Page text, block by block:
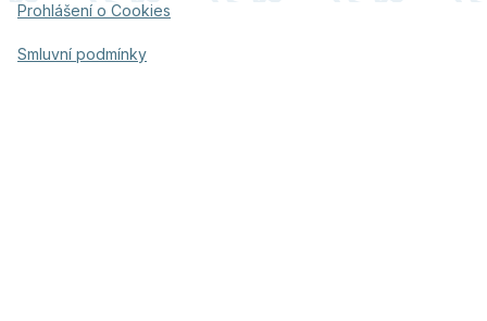
Prohlášení o Cookies
Smluvní podmínky